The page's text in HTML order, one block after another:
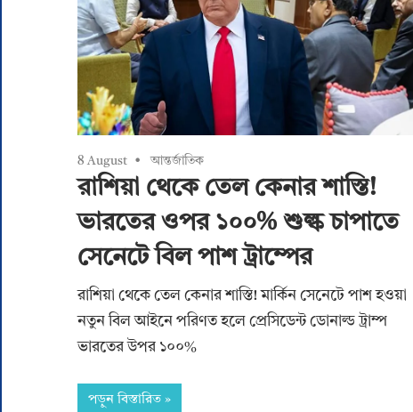
8 August আন্তর্জাতিক
রাশিয়া থেকে তেল কেনার শাস্তি!
ভারতের ওপর ১০০% শুল্ক চাপাতে
সেনেটে বিল পাশ ট্রাম্পের
রাশিয়া থেকে তেল কেনার শাস্তি! মার্কিন সেনেটে পাশ হওয়া
নতুন বিল আইনে পরিণত হলে প্রেসিডেন্ট ডোনাল্ড ট্রাম্প
ভারতের উপর ১০০%
পড়ুন বিস্তারিত